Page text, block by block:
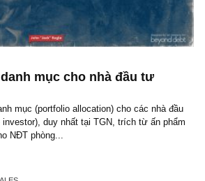
của Baupost Group Châm ngôn...